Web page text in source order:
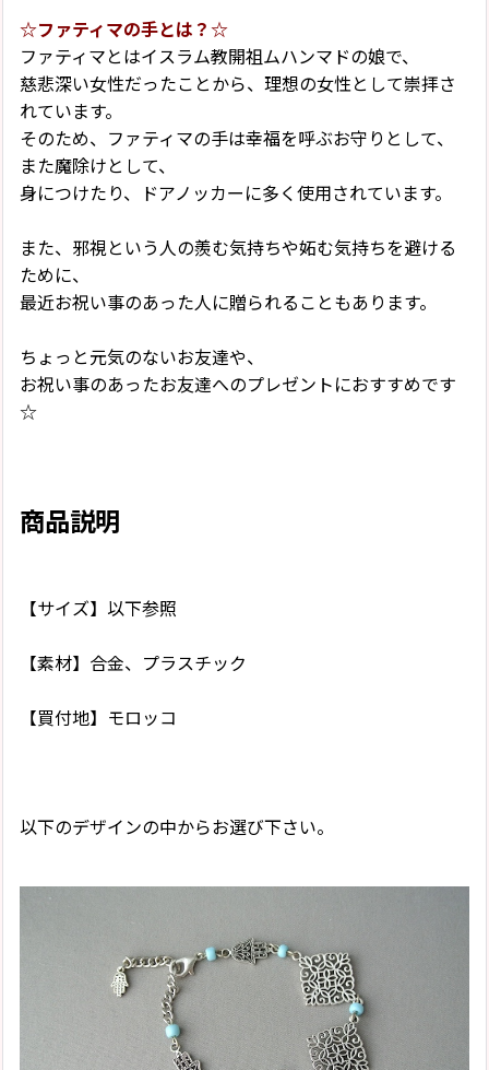
☆ファティマの手とは？☆
ファティマとはイスラム教開祖ムハンマドの娘で、
慈悲深い女性だったことから、理想の女性として崇拝さ
れています。
そのため、ファティマの手は幸福を呼ぶお守りとして、
また魔除けとして、
身につけたり、ドアノッカーに多く使用されています。
また、邪視という人の羨む気持ちや妬む気持ちを避ける
ために、
最近お祝い事のあった人に贈られることもあります。
ちょっと元気のないお友達や、
お祝い事のあったお友達へのプレゼントにおすすめです
☆
商品説明
【サイズ】以下参照
【素材】合金、プラスチック
【買付地】モロッコ
以下のデザインの中からお選び下さい。